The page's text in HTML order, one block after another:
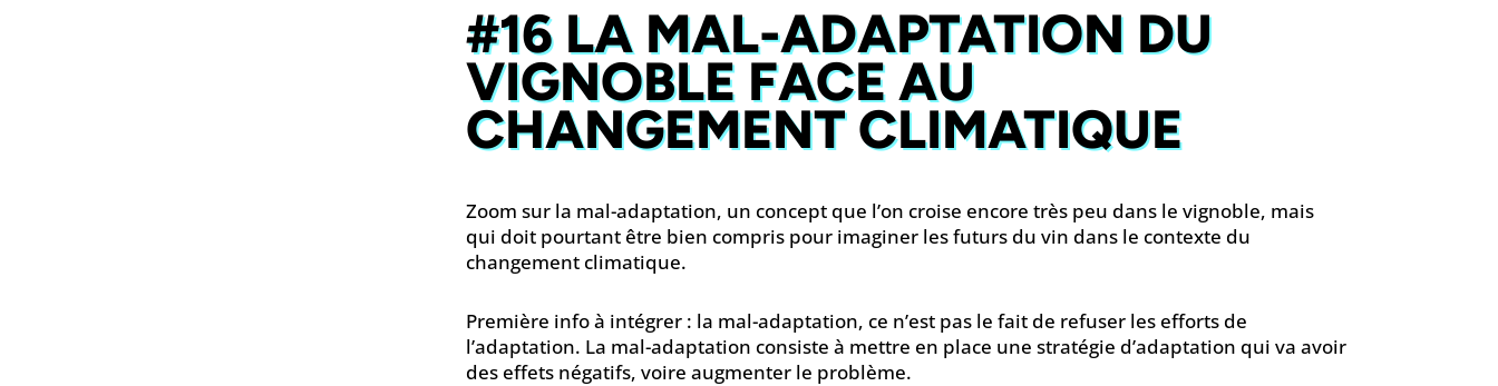
#16 LA MAL-ADAPTATION DU
VIGNOBLE FACE AU
CHANGEMENT CLIMATIQUE
Zoom sur la mal-adaptation, un concept que l’on croise encore très peu dans le vignoble, mais
qui doit pourtant être bien compris pour imaginer les futurs du vin dans le contexte du
changement climatique.
Première info à intégrer : la mal-adaptation, ce n’est pas le fait de refuser les efforts de
l’adaptation. La mal-adaptation consiste à mettre en place une stratégie d’adaptation qui va avoir
des effets négatifs, voire augmenter le problème.